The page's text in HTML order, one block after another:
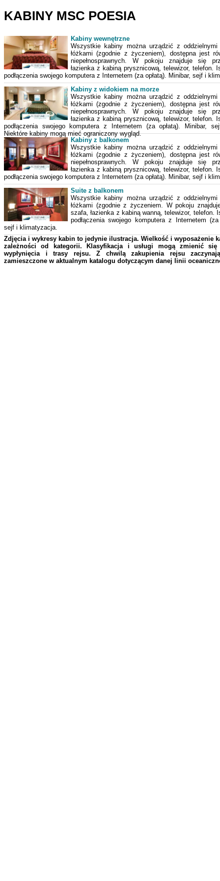
KABINY MSC POESIA
Kabiny wewnętrzne
Wszystkie kabiny można urządzić z oddzielnymi
łóżkami (zgodnie z życzeniem), dostępna jest
niepełnosprawnych. W pokoju znajduje się
łazienka z kabiną prysznicową, telewizor, telefon.
podłączenia swojego komputera z Internetem (za opłatą). Minibar, sejf i
Kabiny z widokiem na morze
Wszystkie kabiny można urządzić z oddzielnymi
łóżkami (zgodnie z życzeniem), dostępna jest
niepełnosprawnych. W pokoju znajduje się
łazienka z kabiną prysznicową, telewizor, telefon.
podłączenia swojego komputera z Internetem (za opłatą). Minibar,
Niektóre kabiny mogą mieć ograniczony wygląd.
Kabiny z balkonem
Wszystkie kabiny można urządzić z oddzielnymi
łóżkami (zgodnie z życzeniem), dostępna jest
niepełnosprawnych. W pokoju znajduje się
łazienka z kabiną prysznicową, telewizor, telefon.
podłączenia swojego komputera z Internetem (za opłatą). Minibar, sejf i
Suite z balkonem
Wszystkie kabiny można urządzić z oddzielnymi
łóżkami (zgodnie z życzeniem. W pokoju
szafa, łazienka z kabiną wanną, telewizor, telefon.
podłączenia swojego komputera z Internetem (za
sejf i klimatyzacja.
Zdjęcia i wykresy kabin to jedynie ilustracja. Wielkość i wyposażenie
zależności od kategorii. Klasyfikacja i usługi mogą zmienić
wypłynięcia i trasy rejsu. Z chwilą zakupienia rejsu
zamieszczone w aktualnym katalogu dotyczącym danej linii